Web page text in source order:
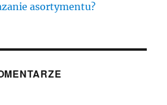
asortymentu?